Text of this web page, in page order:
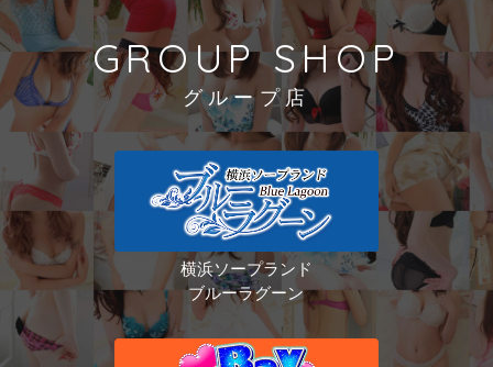
GROUP SHOP
グループ店
横浜ソープランド
ブルーラグーン